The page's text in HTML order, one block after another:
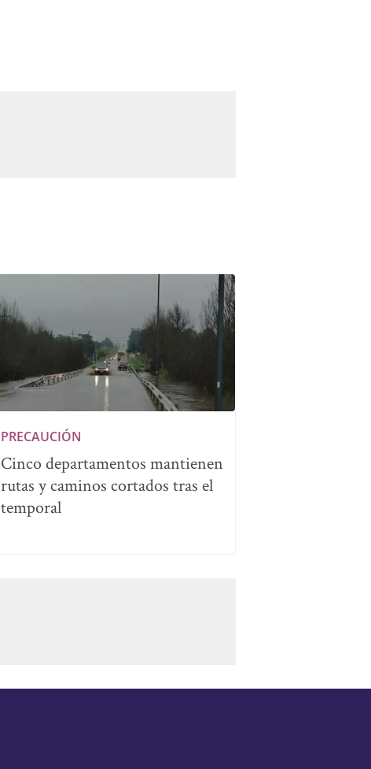
PRECAUCIÓN
Cinco departamentos mantienen
rutas y caminos cortados tras el
temporal